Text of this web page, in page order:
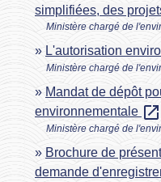
simplifiées, des
Ministère chargé de
L'autorisation
Ministère chargé de
Mandat de dépôt
environnementale open_in_new
Ministère chargé de
Brochure de
demande